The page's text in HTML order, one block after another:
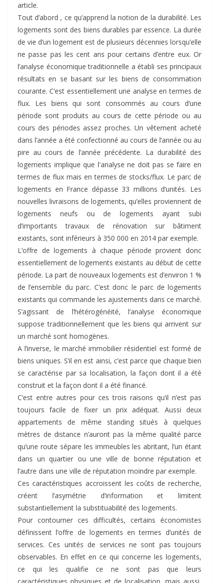
article.
Tout d’abord , ce qu’apprend la notion de la durabilité. Les
logements sont des biens durables par essence. La durée
de vie d’un logement est de plusieurs décennies lorsqu’elle
ne passe pas les cent ans pour certains d’entre eux. Or
l’analyse économique traditionnelle a établi ses principaux
résultats en se basant sur les biens de consommation
courante. C’est essentiellement une analyse en termes de
flux. Les biens qui sont consommés au cours d’une
période sont produits au cours de cette période ou au
cours des périodes assez proches. Un vêtement acheté
dans l’année a été confectionné au cours de l’année ou au
pire au cours de l’année précédente. La durabilité des
logements implique que l'analyse ne doit pas se faire en
termes de flux mais en termes de stocks/flux. Le parc de
logements en France dépasse 33 millions d’unités. Les
nouvelles livraisons de logements, qu’elles proviennent de
logements neufs ou de logements ayant subi
d’importants travaux de rénovation sur bâtiment
existants, sont inférieurs à 350 000 en 2014 par exemple.
L’offre de logements à chaque période provient donc
essentiellement de logements existants au début de cette
période. La part de nouveaux logements est d’environ 1 %
de l’ensemble du parc. C’est donc le parc de logements
existants qui commande les ajustements dans ce marché.
S’agissant de l’hétérogénéité, l’analyse économique
suppose traditionnellement que les biens qui arrivent sur
un marché sont homogènes.
A l’inverse, le marché immobilier résidentiel est formé de
biens uniques. S’il en est ainsi, c’est parce que chaque bien
se caractérise par sa localisation, la façon dont il a été
construit et la façon dont il a été financé.
C’est entre autres pour ces trois raisons qu’il n’est pas
toujours facile de fixer un prix adéquat. Aussi deux
appartements de même standing situés à quelques
mètres de distance n’auront pas la même qualité parce
qu’une route sépare les immeubles les abritant, l’un étant
dans un quartier ou une ville de bonne réputation et
l’autre dans une ville de réputation moindre par exemple.
Ces caractéristiques accroissent les coûts de recherche,
créent l’asymétrie d’information et limitent
substantiellement la substituabilité des logements.
Pour contourner ces difficultés, certains économistes
définissent l’offre de logements en termes d’unités de
services. Ces unités de services ne sont pas toujours
observables. En effet en ce qui concerne les logements,
ce qui les qualifie ce ne sont pas que leurs